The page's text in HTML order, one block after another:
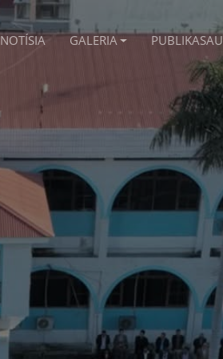
NOTÍSIA GALERIA